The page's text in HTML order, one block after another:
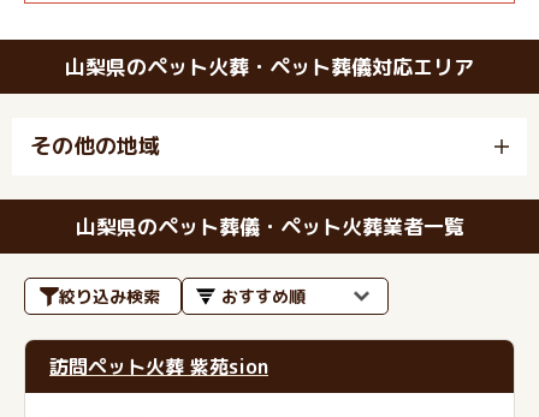
山梨県のペット火葬・ペット葬儀対応エリア
その他の地域
山梨県のペット葬儀・ペット火葬業者一覧
絞り込み検索
訪問ペット火葬 紫苑sion